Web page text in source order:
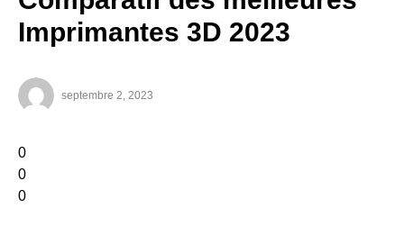
Imprimantes 3D 2023
septembre 2, 2023
0
0
0